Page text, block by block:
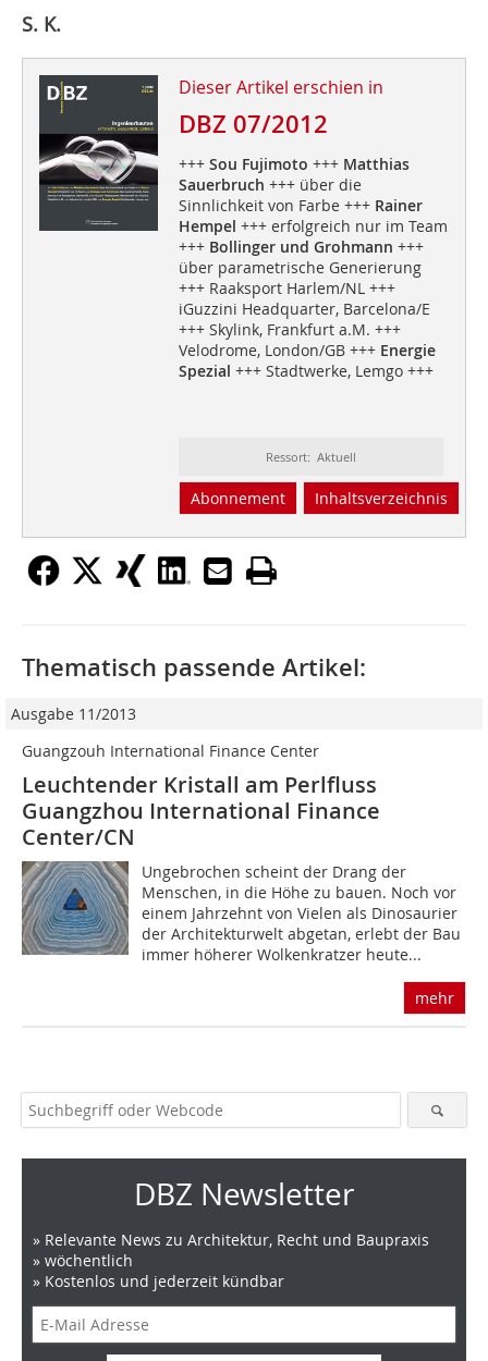
S. K.
Dieser Artikel erschien in
DBZ 07/2012
+++ Sou Fujimoto +++ Matthias
Sauerbruch +++ über die
Sinnlichkeit von Farbe +++Rainer
Hempel +++ erfolgreich nur im Team
+++Bollinger und Grohmann +++
über parametrische Generierung
+++ Raaksport Harlem/NL +++
iGuzzini Headquarter, Barcelona/E
+++ Skylink, Frankfurt a.M. +++
Velodrome, London/GB +++ Energie
Spezial +++ Stadtwerke, Lemgo +++
Ressort: Aktuell
Abonnement Inhaltsverzeichnis
Thematisch passende Artikel:
Ausgabe 11/2013
Guangzouh International Finance Center
Leuchtender Kristall am Perlfluss
Guangzhou International Finance
Center/CN
Ungebrochen scheint der Drang der
Menschen, in die Höhe zu bauen. Noch vor
einem Jahrzehnt von Vielen als Dinosaurier
der Architekturwelt abgetan, erlebt der Bau
immer höherer Wolkenkratzer heute...
mehr
DBZ Newsletter
» Relevante News zu Architektur, Recht und Baupraxis
» wöchentlich
» Kostenlos und jederzeit kündbar